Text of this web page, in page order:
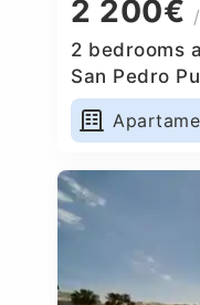
2 200€
2 bedrooms
San Pedro